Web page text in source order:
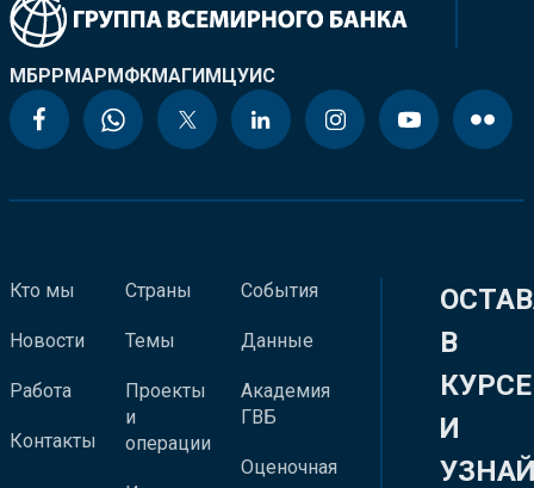
МБРРМАРМФКМАГИМЦУИС
Кто мы
Новости
Работа
Контакты
Страны
Темы
Проекты
и
операции
События
Данные
Академия
ГВБ
Оценочная
В
КУРСЕ
И